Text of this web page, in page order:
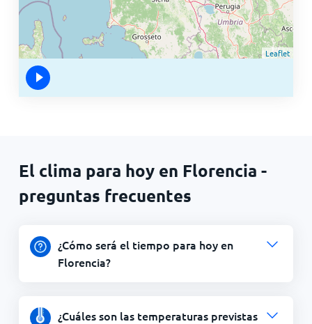
Leaflet
El clima para hoy en Florencia -
preguntas frecuentes
¿Cómo será el tiempo para hoy en
Florencia?
¿Cuáles son las temperaturas previstas